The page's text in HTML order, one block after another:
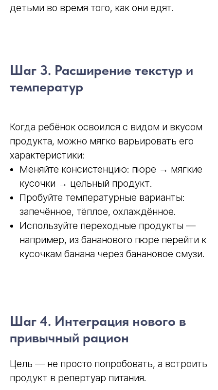
детьми во время того, как они едят.
Шаг 3. Расширение текстур и
температур
Когда ребёнок освоился с видом и вкусом
продукта, можно мягко варьировать его
характеристики:
Меняйте консистенцию: пюре → мягкие
кусочки → цельный продукт.
Пробуйте температурные варианты:
запечённое, тёплое, охлаждённое.
Используйте переходные продукты —
например, из бананового пюре перейти к
кусочкам банана через банановое смузи.
Шаг 4. Интеграция нового в
привычный рацион
Цель — не просто попробовать, а встроить
продукт в репертуар питания.